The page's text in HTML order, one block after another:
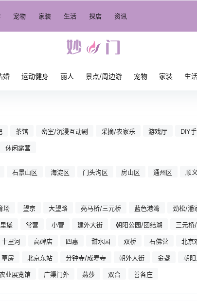
宠物 家装 生活 探店 资讯
婚 运动健身 丽人 景点/周边游 宠物 家装 生
茶馆 密室/沉浸互动剧 采摘/农家乐 游戏厅 DIY
休闲露营
石景山区 海淀区 门头沟区 房山区 通州区 顺
场 望京 大望路 亮马桥/三元桥 蓝色港湾 劲松/潘
堡 常营 小营 建外大街 朝阳公园/团结湖 三元桥
十里河 高碑店 四惠 甜水园 双桥 石佛营 北京
草房 北京东站 分钟寺/成寿寺 朝外大街 金盏 朝
业展览馆 广渠门外 燕莎 双合 善各庄